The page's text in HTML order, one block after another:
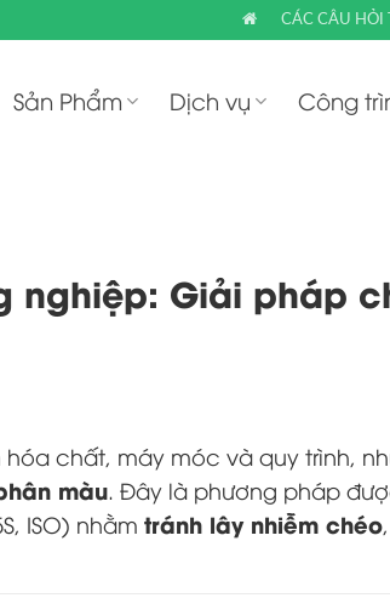
CÁC CÂU
Sản Phẩm Dịch vụ Công
nghiệp: Giải pháp
chất, máy móc và quy trình,
màu. Đây là phương pháp
ISO) nhằm tránh lây nhiễm chéo